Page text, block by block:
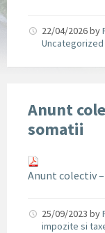
22/04/2026by
Uncategorized
Anunt
somatii
Anunt colectiv
25/09/2023 by
impozite si